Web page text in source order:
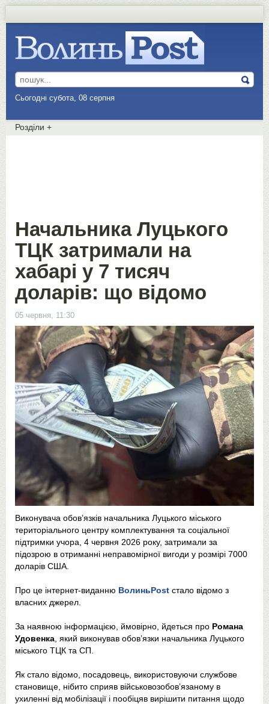
Сьогодні субота, 08 серпня
Розділи +
Начальника Луцького
ТЦК затримали на
хабарі у 7 тисяч
доларів: що відомо
05 червня, 11:30
Виконувача обов’язків начальника Луцького міського
територіального центру комплектування та соціальної
підтримки учора, 4 червня 2026 року, затримали за
підозрою в отриманні неправомірної вигоди у розмірі 7000
доларів США.
Про це інтернет-виданню ВолиньPost стало відомо з
власних джерел.
За наявною інформацією, ймовірно, йдеться про Романа
Удовенка , який виконував обов’язки начальника Луцького
міського ТЦК та СП.
Як стало відомо, посадовець, використовуючи службове
становище, нібито сприяв військовозобов’язаному в
ухиленні від мобілізації і пообіцяв вирішити питання щодо